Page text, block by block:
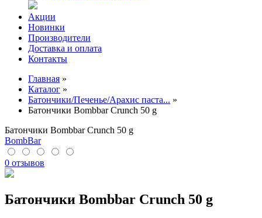
Акции
Новинки
Производители
Доставка и оплата
Контакты
Главная »
Каталог »
Батончики/Печенье/Арахис паста... »
Батончики Bombbar Crunch 50 g
Батончики Bombbar Crunch 50 g
BombBar
0 отзывов
Батончики Bombbar Crunch 50 g